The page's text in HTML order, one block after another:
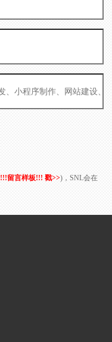
!!!留言样板!!! 戳>>)，SNL会在